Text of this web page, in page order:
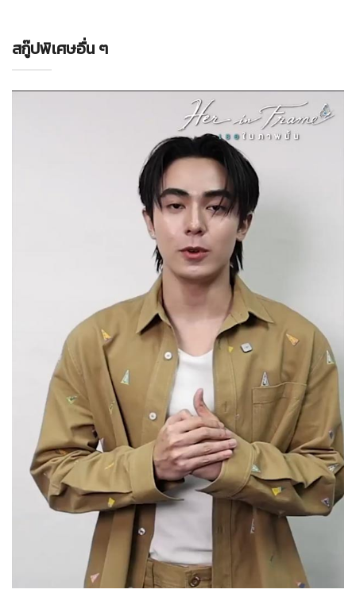
สกู๊ปพิเศษอื่น ๆ
09-08-2569
Her in Frame เธอในภาพนั้น